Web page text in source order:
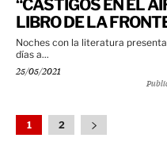
“CASTIGOS EN EL
LIBRO DE LA
Noches con la literatura
días a...
25/05/2021
1 2